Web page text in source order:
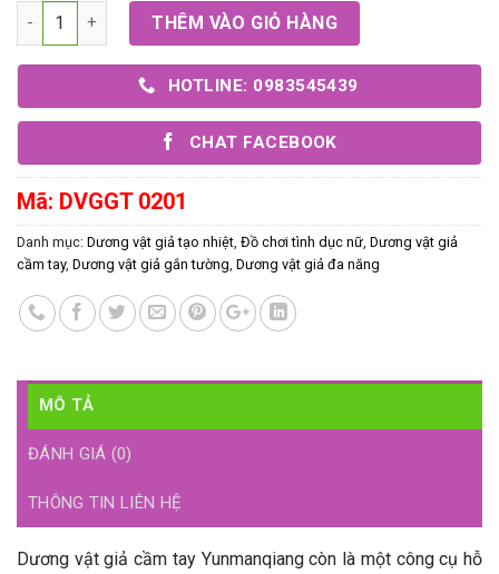
Số lượng THÊM VÀO GIỎ HÀNG
HOTLINE: 0983545439
CHAT FACEBOOK
Mã: DVGGT 0201
Danh mục: Dương vật giả tạo nhiệt Đồ chơi tình dục nữ Dương vật giả
cầm tay, Dương vật giả gắn tường Dương vật giả đa năng
MÔ TẢ
ĐÁNH GIÁ (0)
THÔNG TIN LIÊN HỆ
Dương vật giả cầm tay Yunmanqiang còn là một công cụ hỗ